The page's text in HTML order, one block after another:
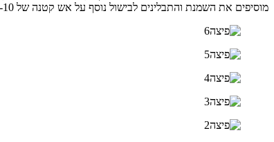
מוסיפים את השמנת והתבלינים לבישול נוסף על אש קטנה של 5-10 דקות. מכניסים את הפיצות המוכנות לתנור שחומם ל200-220 מעלות כ10 דקות.